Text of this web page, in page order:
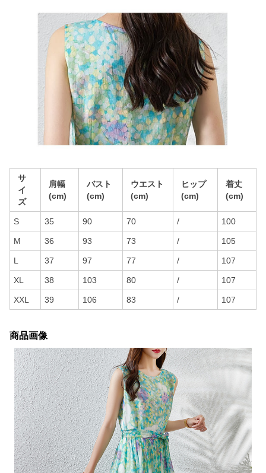
サ
イ
ズ
肩幅
(cm)
バスト
(cm)
ウエスト
(cm)
ヒップ
(cm)
着丈
(cm)
S 35 90 70 / 100
M 36 93 73 / 105
L 37 97 77 / 107
XL 38 103 80 / 107
XXL 39 106 83 / 107
商品画像